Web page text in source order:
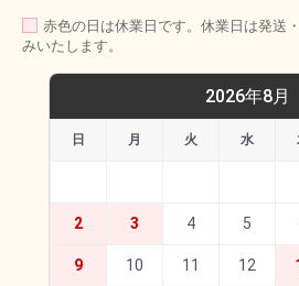
赤色の日は休業日です。休業日は発送
みいたします。
2026年8月
日 月 火 水
2 3 4 5
9 10 11 12